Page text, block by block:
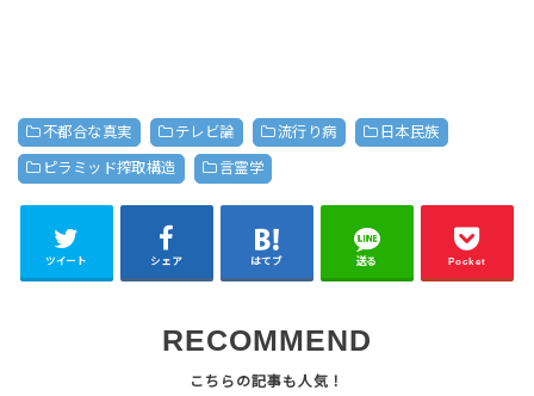
不都合な真実 テレビ論 流行り病 日本民族
ピラミッド搾取構造 言霊学
ツイート シェア はてブ 送る Pocket
RECOMMEND